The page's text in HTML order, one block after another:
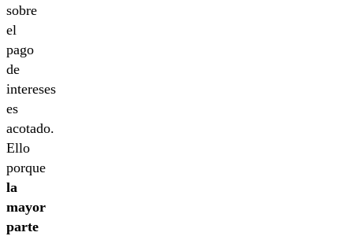
sobre
el
pago
de
intereses
es
acotado.
Ello
porque
la
mayor
parte